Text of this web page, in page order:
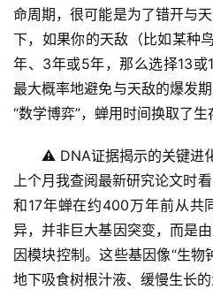
命周期，很可能是为了错开与
下，如果你的天敌（比如某种
年、3年或5年，那么选择13
最大概率地避免与天敌的爆发
“数学博弈”，蝉用时间换取了生
⚠️ DNA证据揭示的关键进
上个月我查阅最新研究论文时
和17年蝉在约400万年前从共
异，并非巨大基因突变，而是由
因模块控制。这些基因像“生物
地下吸食树根汁液、缓慢生长的